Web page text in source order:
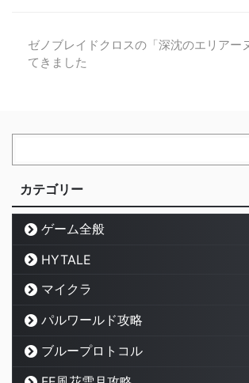
ゼノブレイドクロスの「深沈のエリアー
てきました
カテゴリー
ゲーム全般
HYTALE
マイクラ
パルワールド攻略
ブループロトコル